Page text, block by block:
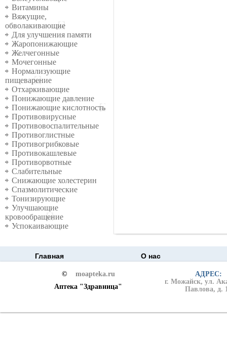
Витамины
Вяжущие,
обволакивающие
Для улучшения памяти
Жаропонижающие
Желчегонные
Мочегонные
Нормализующие
пищеварение
Отхаркивающие
Понижающие давление
Понижающие кислотность
Противовирусные
Противовоспалительные
Противоглистные
Противогрибковые
Противокашлевые
Противорвотные
Слабительные
Снижающие холестерин
Спазмолитические
Тонизирующие
Улучшающие
кровообращение
Успокаивающие
Главная О нас
©
moapteka.ru
Аптека "Здравница"
АДРЕС:
г. Можайск, ул.
Павлова, д.